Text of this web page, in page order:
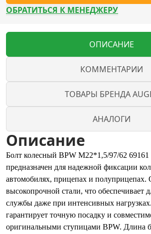
ОБРАТИТЬСЯ К МЕНЕДЖЕРУ
ОПИСАНИЕ
КОММЕНТАРИИ
ТОВАРЫ БРЕНДА
АНАЛОГИ
Описание
Болт колесный BPW M22*1,5/97/62 69161
предназначен для надежной фиксации
автомобилях, прицепах и полуприцепах.
высокопрочной стали, что обеспечивает
службы даже при интенсивных
гарантирует точную посадку и
оригинальными ступицами BPW. Длина